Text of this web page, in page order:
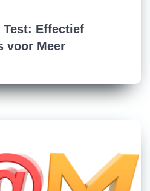
Effectief
voor Meer